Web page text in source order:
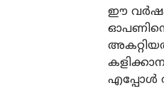
ഈ വര്‍ഷം
എപ്പോള്‍